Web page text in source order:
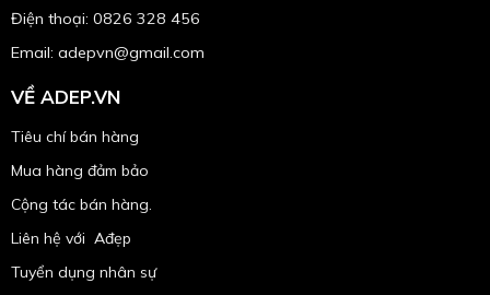
Điện thoại: 0826 328 456
Email: adepvn@gmail.com
VỀ ADEP.VN
Tiêu chí bán hàng
Mua hàng đảm bảo
Cộng tác bán hàng.
Liên hệ với Ađẹp
Tuyển dụng nhân sự